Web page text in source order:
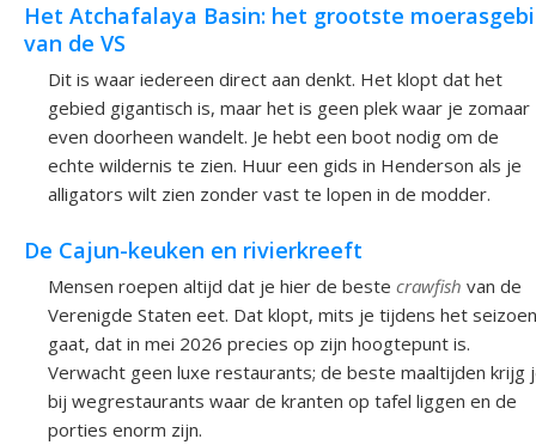
Het Atchafalaya Basin: het grootste
van de VS
Dit is waar iedereen direct aan denkt. Het klopt dat het
gebied gigantisch is, maar het is geen plek waar je zomaar
even doorheen wandelt. Je hebt een boot nodig om de
echte wildernis te zien. Huur een gids in Henderson als je
alligators wilt zien zonder vast te lopen in de modder.
De Cajun-keuken en rivierkreeft
Mensen roepen altijd dat je hier de beste crawfish van de
Verenigde Staten eet. Dat klopt, mits je tijdens het seizoen
gaat, dat in mei 2026 precies op zijn hoogtepunt is.
Verwacht geen luxe restaurants; de beste maaltijden krijg
bij wegrestaurants waar de kranten op tafel liggen en de
porties enorm zijn.